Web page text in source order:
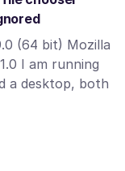
(64 bit) Mozilla
I am running
a desktop, both